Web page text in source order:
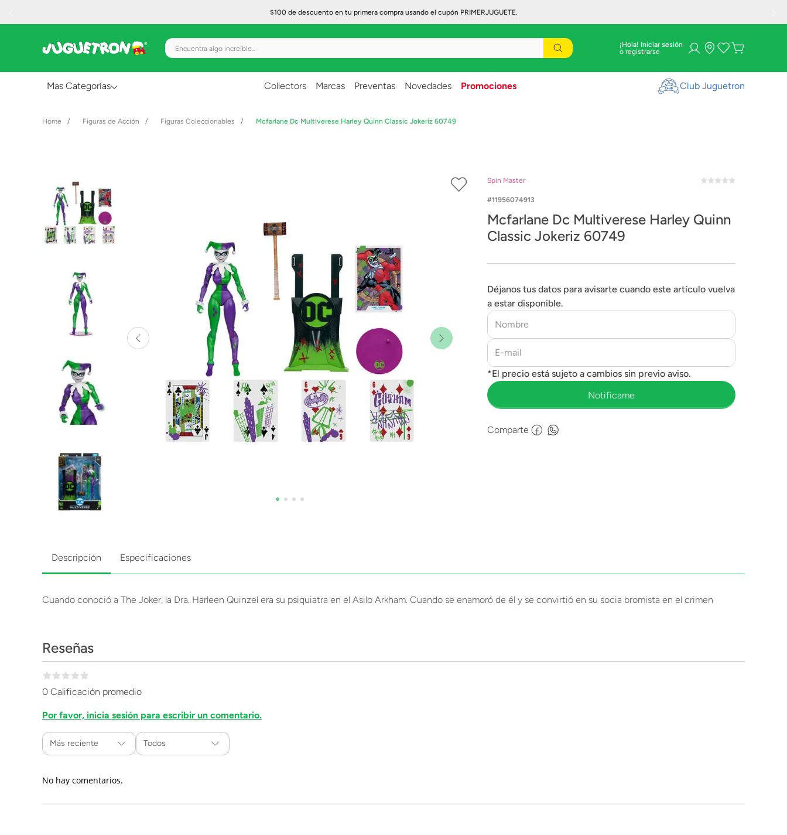
$100 de descuento en tu primera compra usando el cupón PRIMERJUGUETE.
Encuentra algo increíble... ¡Hola! Iniciar sesión
Mas Categorías
Creatividad y Arte
Figuras de Acción
Gadgets y Electrónicos
Lanzadores
Muñecas
Construcción
Vehículos y Pistas
Collectors Marcas Preventas Novedades Promociones Club Juguetron
Figuras de Acción Figuras Coleccionables Mcfarlane Dc Multiverese Harley Quinn Classic Jokeriz 60749
Spin Master
11956074913
Mcfarlane Dc Multiverese Harley Quinn
Classic Jokeriz 60749
Déjanos tus datos para avisarte cuando este artículo vuelva
a estar disponible.
Comparte
Descripción Especificaciones
Cuando conoció a The Joker, la Dra. Harleen Quinzel era su psiquiatra en el Asilo Arkham. Cuando se enamoró de él y se convirtió en su socia bromista en el crimen
Reseñas
0 Calificación promedio
Por favor, inicia sesión para escribir un comentario.
Más reciente Todos
No hay comentarios.